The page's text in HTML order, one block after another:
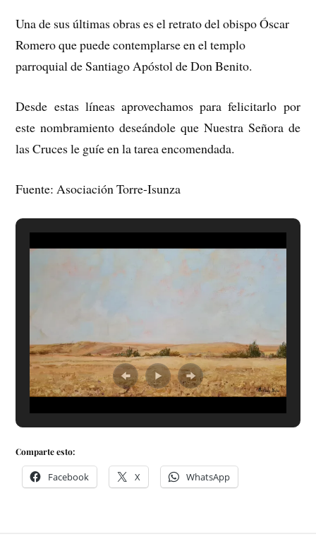
Una de sus últimas obras es el retrato del obispo Óscar
Romero que puede contemplarse en el templo
parroquial de Santiago Apóstol de Don Benito.
Desde estas líneas aprovechamos para felicitarlo por
este nombramiento deseándole que Nuestra Señora de
las Cruces le guíe en la tarea encomendada.
Fuente: Asociación Torre-Isunza
Comparte esto:
Facebook X WhatsApp